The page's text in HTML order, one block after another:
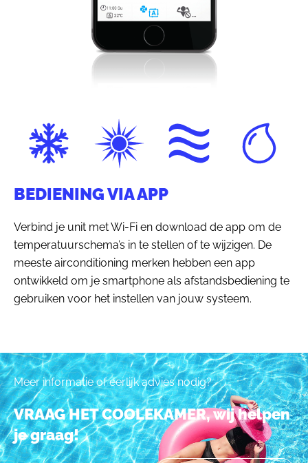
BEDIENING VIA APP
Verbind je unit met Wi-Fi en download de app om de
temperatuurschema’s in te stellen of te wijzigen. De
meeste airconditioning merken hebben een app
ontwikkeld om je smartphone als afstandsbediening te
gebruiken voor het instellen van jouw systeem.
Meer informatie of eerlijk advies nodig?
VRAAG HET COOLEKAMER, wij helpen
je graag!